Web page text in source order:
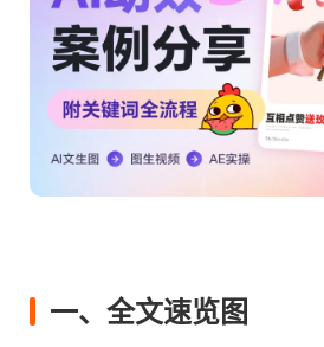
一、全文速览图